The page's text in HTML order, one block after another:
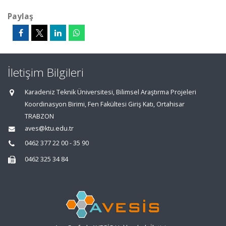
Paylaş
İletişim Bilgileri
Karadeniz Teknik Üniversitesi, Bilimsel Araştırma Projeleri
Koordinasyon Birimi, Fen Fakültesi Giriş Katı, Ortahisar
TRABZON
aves@ktu.edu.tr
0462 377 22 00 - 35 90
0462 325 34 84